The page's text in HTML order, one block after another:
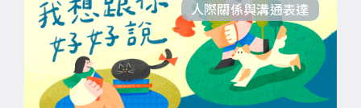
人際關係與溝通表達